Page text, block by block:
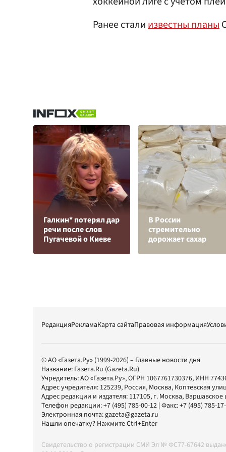
Ранее сталиизвестны планы
Галкин* потерял дар
речи после слов
Пугачевой о Киеве
В России
стремительно
дорожает сахар
РедакцияРекламаКарта сайтаПравовая информация
© АО «Газета.Ру» (1999-2026) – Главные новости дня
Название: Газета.Ru (Gazeta.Ru)
Учредитель:АО «Газета.Ру», ОГРН 1067761730376, ИНН
Адрес учредителя: 125239, Россия, Москва, Коптевская
Адрес редакции и издателя: 117105, г. Москва, Варшавское
Телефон редакции:+7 (495) 785-00-12 | Факс:+7 (495) 785-
Электронная почта:gazeta@gazeta.ru
Нашли опечатку? Нажмите Ctrl+Enter
Свидетельство о регистрации СМИ Эл № ФС77-67642